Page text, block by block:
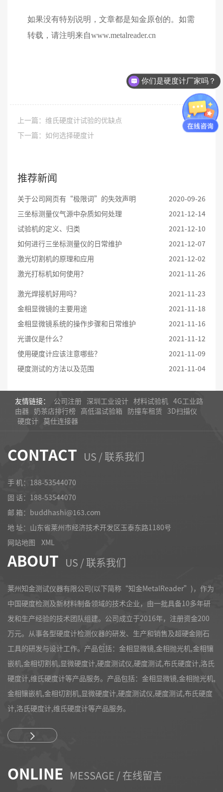
如果没有特别说明，文章都是知金原创的。如需
转载，请注明来自www.metalreader.cn
上一篇：维氏硬度计试验的优缺点
下一篇：如何选择硬度计
推荐新闻
关于公司网页有“极限词”的失效声明
2020-09-26
三坐标测量仪气源中杂质如何处理
2021-12-14
试验机的定义、归类
2021-12-10
如何进行三坐标测量仪的日常维护
2021-12-07
激光切割机的原理和应用
2021-12-02
激光打标机如何使用？
2021-11-26
激光焊接机好用吗？
2021-11-23
金相显微镜的主要用途
2021-11-18
金相显微镜系统的操作步骤和日常维护
2021-11-16
光谱仪是什么？
2021-11-12
使用硬度计应该注意哪些？
2021-11-09
硬度测试的方法以及范围
2021-11-04
友情链接： 公司注册 深圳工业设计 材料试验机 4G工业路
由器 奶茶店排行榜 高低温试验箱 防撞车租赁 3D扫描仪
硬度计 莫仕连接器
CONTACT US / 联系我们
手 机：188-53544070
固 话： 188-53544070
邮 箱：buddhashi@163.com
地 址：山东省莱州市经济技术开发区玉泰东路1180号
网站地图
XML
ABOUT US / 联系我们
莱州知金测试仪器有限公司(以下简称“知金MetalReader”)，作为
中国硬度检测及新材料制备领域的技术企业，由一批具备10多年研
发和生产经验的技术团队组建。公司成立于2016年，注册资金200
万元。从事各型硬度计检测仪器的研发、生产和销售及超硬金刚石
工具的研发与设计工作。产品包括：金相显微镜,金相抛光机,金相镶
嵌机,金相切割机,显微硬度计,硬度测试仪,硬度测试,布氏硬度计,洛氏
硬度计,维氏硬度计等产品服务。产品包括：金相显微镜,金相抛光机,
金相镶嵌机,金相切割机,显微硬度计,硬度测试仪,硬度测试,布氏硬度
计,洛氏硬度计,维氏硬度计等产品服务。
ONLINE MESSAGE / 在线留言
你们是硬度计厂家吗？